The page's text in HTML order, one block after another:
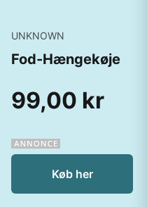
UNKNOWN
Fod-Hængekøje
99,00 kr
Køb her